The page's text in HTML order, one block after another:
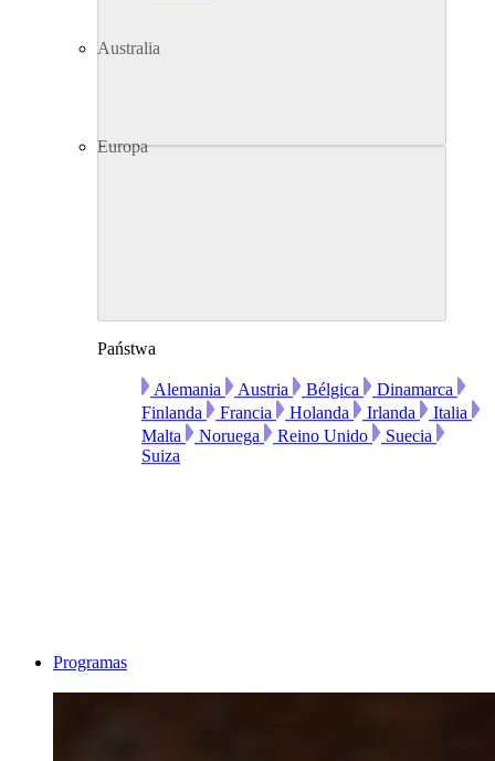
Australia
Europa
Państwa
Alemania Austria Bélgica
Dinamarca
Finlanda
Francia Holanda Irlanda
Italia
Malta
Noruega Reino Unido
Suecia
Suiza
Programas